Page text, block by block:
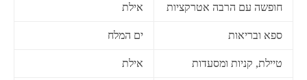
חופשה עם הרבה אטרקציות אילת
ספא ובריאות ים המלח
טיילת, קניות ומסעדות אילת